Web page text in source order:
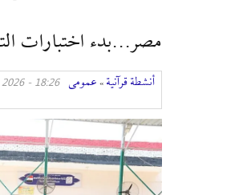
مصر...بدء اختبارات
أنشطة قرآنیة » عمومی 18:26 - June 02, 2026